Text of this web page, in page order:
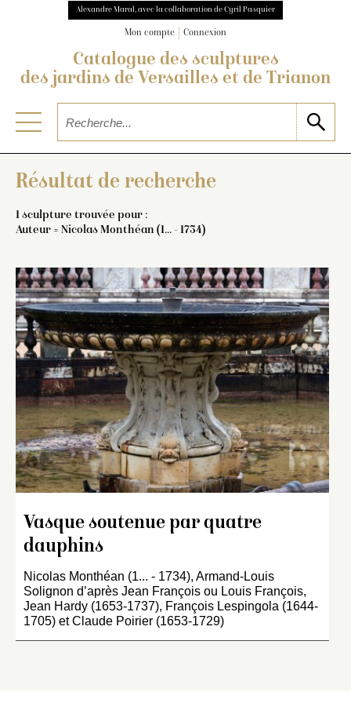
Alexandre Maral, avec la collaboration de Cyril Pasquier
Mon compte Connexion
Catalogue des sculptures
des jardins de Versailles et de Trianon
Résultat de recherche
1 sculpture trouvée pour :
Auteur = Nicolas Monthéan (1... - 1734)
Vasque soutenue par quatre
dauphins
Nicolas Monthéan (1... - 1734), Armand-Louis
Solignon d’après Jean François ou Louis François,
Jean Hardy (1653-1737), François Lespingola (1644-
1705) et Claude Poirier (1653-1729)